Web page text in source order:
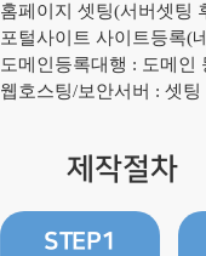
홈페이지 셋팅(서버셋팅
포털사이트 사이트등록(
도메인등록대행 : 도메인
웹호스팅/보안서버 : 셋
제작절차
STEP1